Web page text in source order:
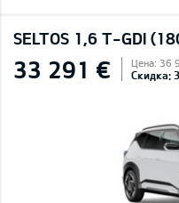
SELTOS 1,6 T-GDI
33 291 € Цена: 36
Скидка: